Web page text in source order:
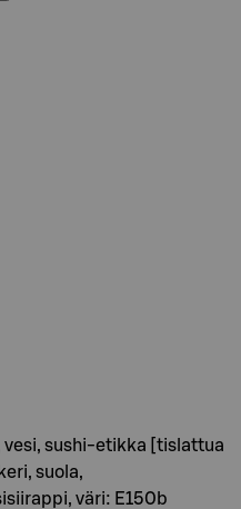
sushi-etikka [tislattua
suola,
väri: E150b